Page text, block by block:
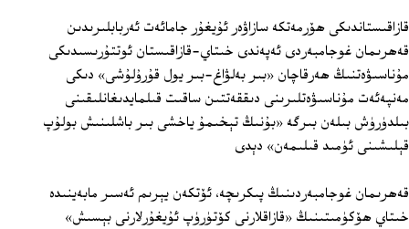
قازاقىستاندىكى ھۆرمەتكە سازاۋەر ئۇيغۇر جامائەت ئەربابلىرىدىن
قەھرىمان غوجامبەردى ئەپەندى خىتاي-قازاقىستان ئوتتۇرىسىدىكى
مۇناسىۋەتنىڭ ھەرقاچان «بىر بەلۋاغ-بىر يول قۇرۇلۇشى» دىكى
مەنپەئەت مۇناسىۋەتلىرىنى دىققەتتىن ساقىت قىلمايدىغانلىقىنى
بىلدۈرۈش بىلەن بىرگە «بۇنىڭ تېخىمۇ ياخشى بىر باشلىنىش بولۇپ
قېلىشىنى ئۈمىد قىلىمەن» دېدى
قەھرىمان غوجامبەردىنىڭ پىكرىچە، ئۆتكەن يېرىم ئەسىر مابەينىدە
خىتاي ھۆكۈمىتىنىڭ «قازاقلارنى كۆتۈرۈپ ئۇيغۇرلارنى بېسىش»